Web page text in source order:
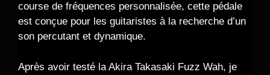
course de fréquences personnalisée, cette pédale
est conçue pour les guitaristes à la recherche d’un
son percutant et dynamique.
Après avoir testé la Akira Takasaki Fuzz Wah, je